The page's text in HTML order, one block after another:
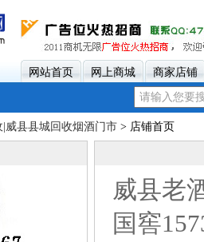
网站首页 网上商城 商家店铺
威县县城回收烟酒门市 > 店铺首页
威县老
国窖